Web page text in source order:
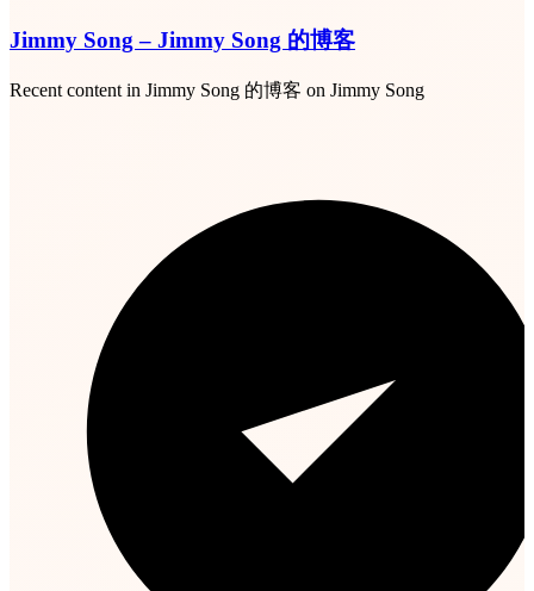
Jimmy Song – Jimmy Song 的博客
Recent content in Jimmy Song 的博客 on Jimmy Song